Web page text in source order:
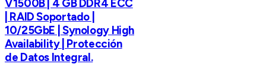
V1500B | 4 GB DDR4 ECC
| RAID Soportado |
10/25GbE | Synology High
Availability | Protección
de Datos Integral.